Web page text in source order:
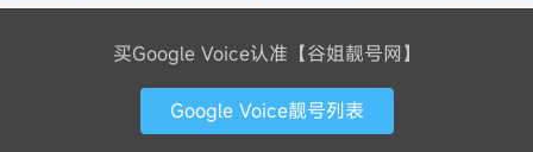
买Google Voice认准【谷姐靓号网】
Google Voice靓号列表